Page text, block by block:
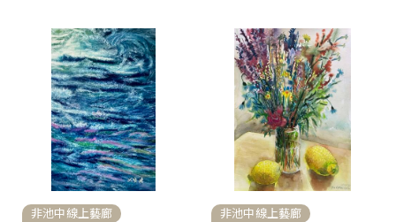
非池中線上藝廊 非池中線上藝廊